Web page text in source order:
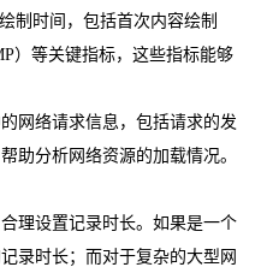
制时间，包括首次内容绘制
）等关键指标，这些指标能够
网络请求信息，包括请求的发
助分析网络资源的加载情况。
理设置记录时长。如果是一个
录时长；而对于复杂的大型网